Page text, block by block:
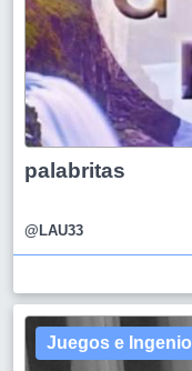
palabritas
@LAU33
Juegos e Ingenio